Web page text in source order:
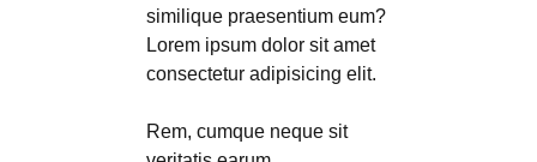
similique praesentium eum?
Lorem ipsum dolor sit amet
consectetur adipisicing elit.
Rem, cumque neque sit